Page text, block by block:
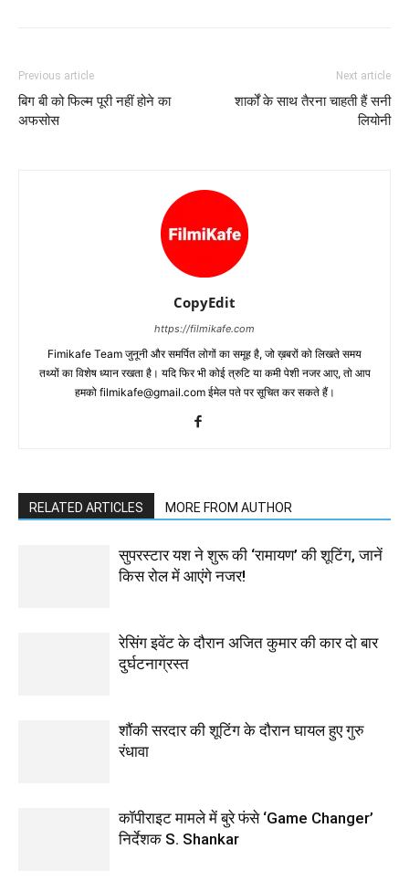
Previous article
बिग बी को फिल्‍म पूरी नहीं होने का
अफसोस
Next article
शार्कों के साथ तैरना चाहती हैं सनी
लियोनी
CopyEdit
https://filmikafe.com
Fimikafe Team जुनूनी और समर्पित लोगों का समूह है, जो ख़बरों को लिखते समय
तथ्‍यों का विशेष ध्‍यान रखता है। यदि फिर भी कोई त्रुटि या कमी पेशी नजर आए, तो आप
हमको filmikafe@gmail.com ईमेल पते पर सूचित कर सकते हैं।
RELATED ARTICLES MORE FROM AUTHOR
सुपरस्टार यश ने शुरू की ‘रामायण’ की शूटिंग, जानें
किस रोल में आएंगे नजर!
रेसिंग इवेंट के दौरान अजित कुमार की कार दो बार
दुर्घटनाग्रस्त
शौंकी सरदार की शूटिंग के दौरान घायल हुए गुरु
रंधावा
कॉपीराइट मामले में बुरे फंसे ‘Game Changer’
निर्देशक S. Shankar